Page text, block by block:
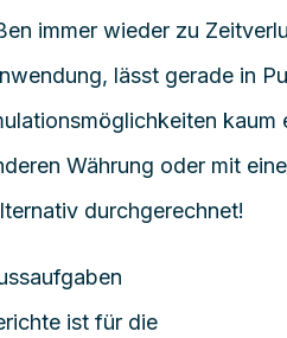
immer wieder zu
, lässt gerade in
kaum
Währung oder mit
durchgerechnet!
ist für die